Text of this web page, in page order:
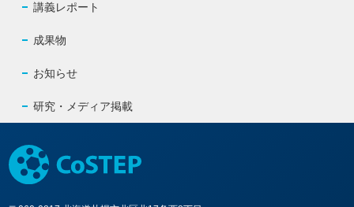
講義レポート
成果物
お知らせ
研究・メディア掲載